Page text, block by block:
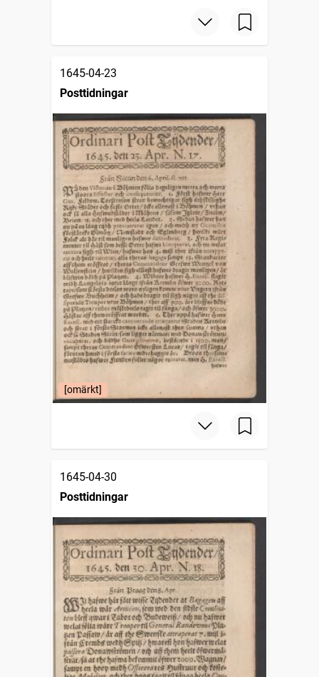
1645-04-23
Posttidningar
[omärkt]
1645-04-30
Posttidningar